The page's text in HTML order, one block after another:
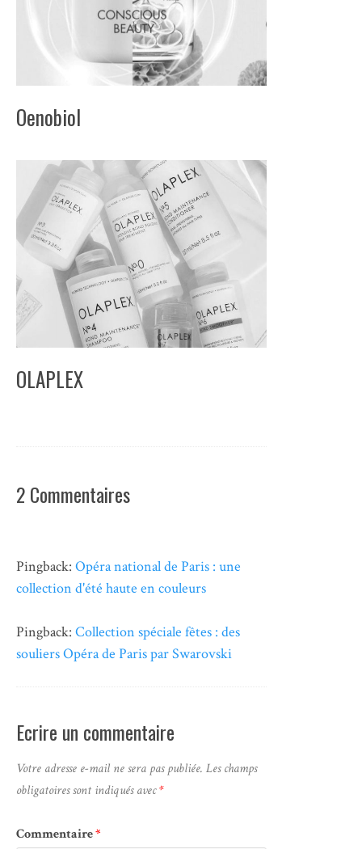
Oenobiol
OLAPLEX
2 Commentaires
Pingback: Opéra national de Paris : une
collection d'été haute en couleurs
Pingback: Collection spéciale fêtes : des
souliers Opéra de Paris par Swarovski
Ecrire un commentaire
Votre adresse e-mail ne sera pas publiée. Les champs
obligatoires sont indiqués avec*
Commentaire*